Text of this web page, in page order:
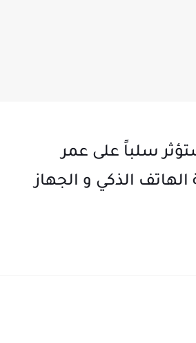
سلباً على عمر
الهاتف الذكي و الجهاز